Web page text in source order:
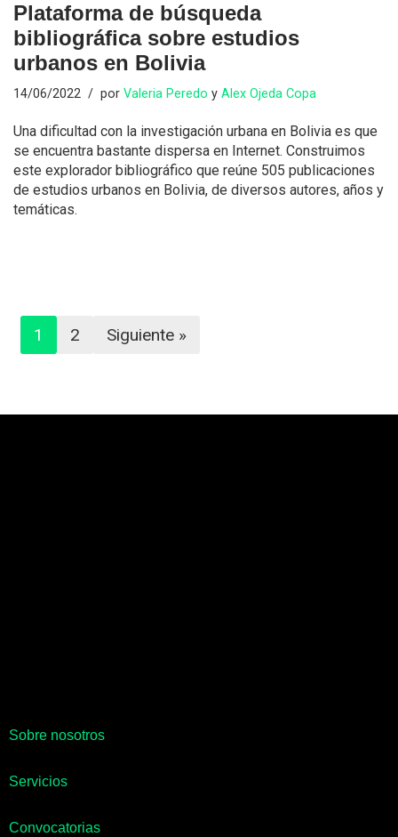
Plataforma de búsqueda
bibliográfica sobre estudios
urbanos en Bolivia
14/06/2022 por Valeria Peredo y Alex Ojeda Copa
Una dificultad con la investigación urbana en Bolivia es que
se encuentra bastante dispersa en Internet. Construimos
este explorador bibliográfico que reúne 505 publicaciones
de estudios urbanos en Bolivia, de diversos autores, años y
temáticas.
1 2 Siguiente »
Sobre nosotros
Servicios
Convocatorias